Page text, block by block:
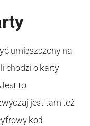
umieszczony na
chodzi o karty
to
jest tam też
kod